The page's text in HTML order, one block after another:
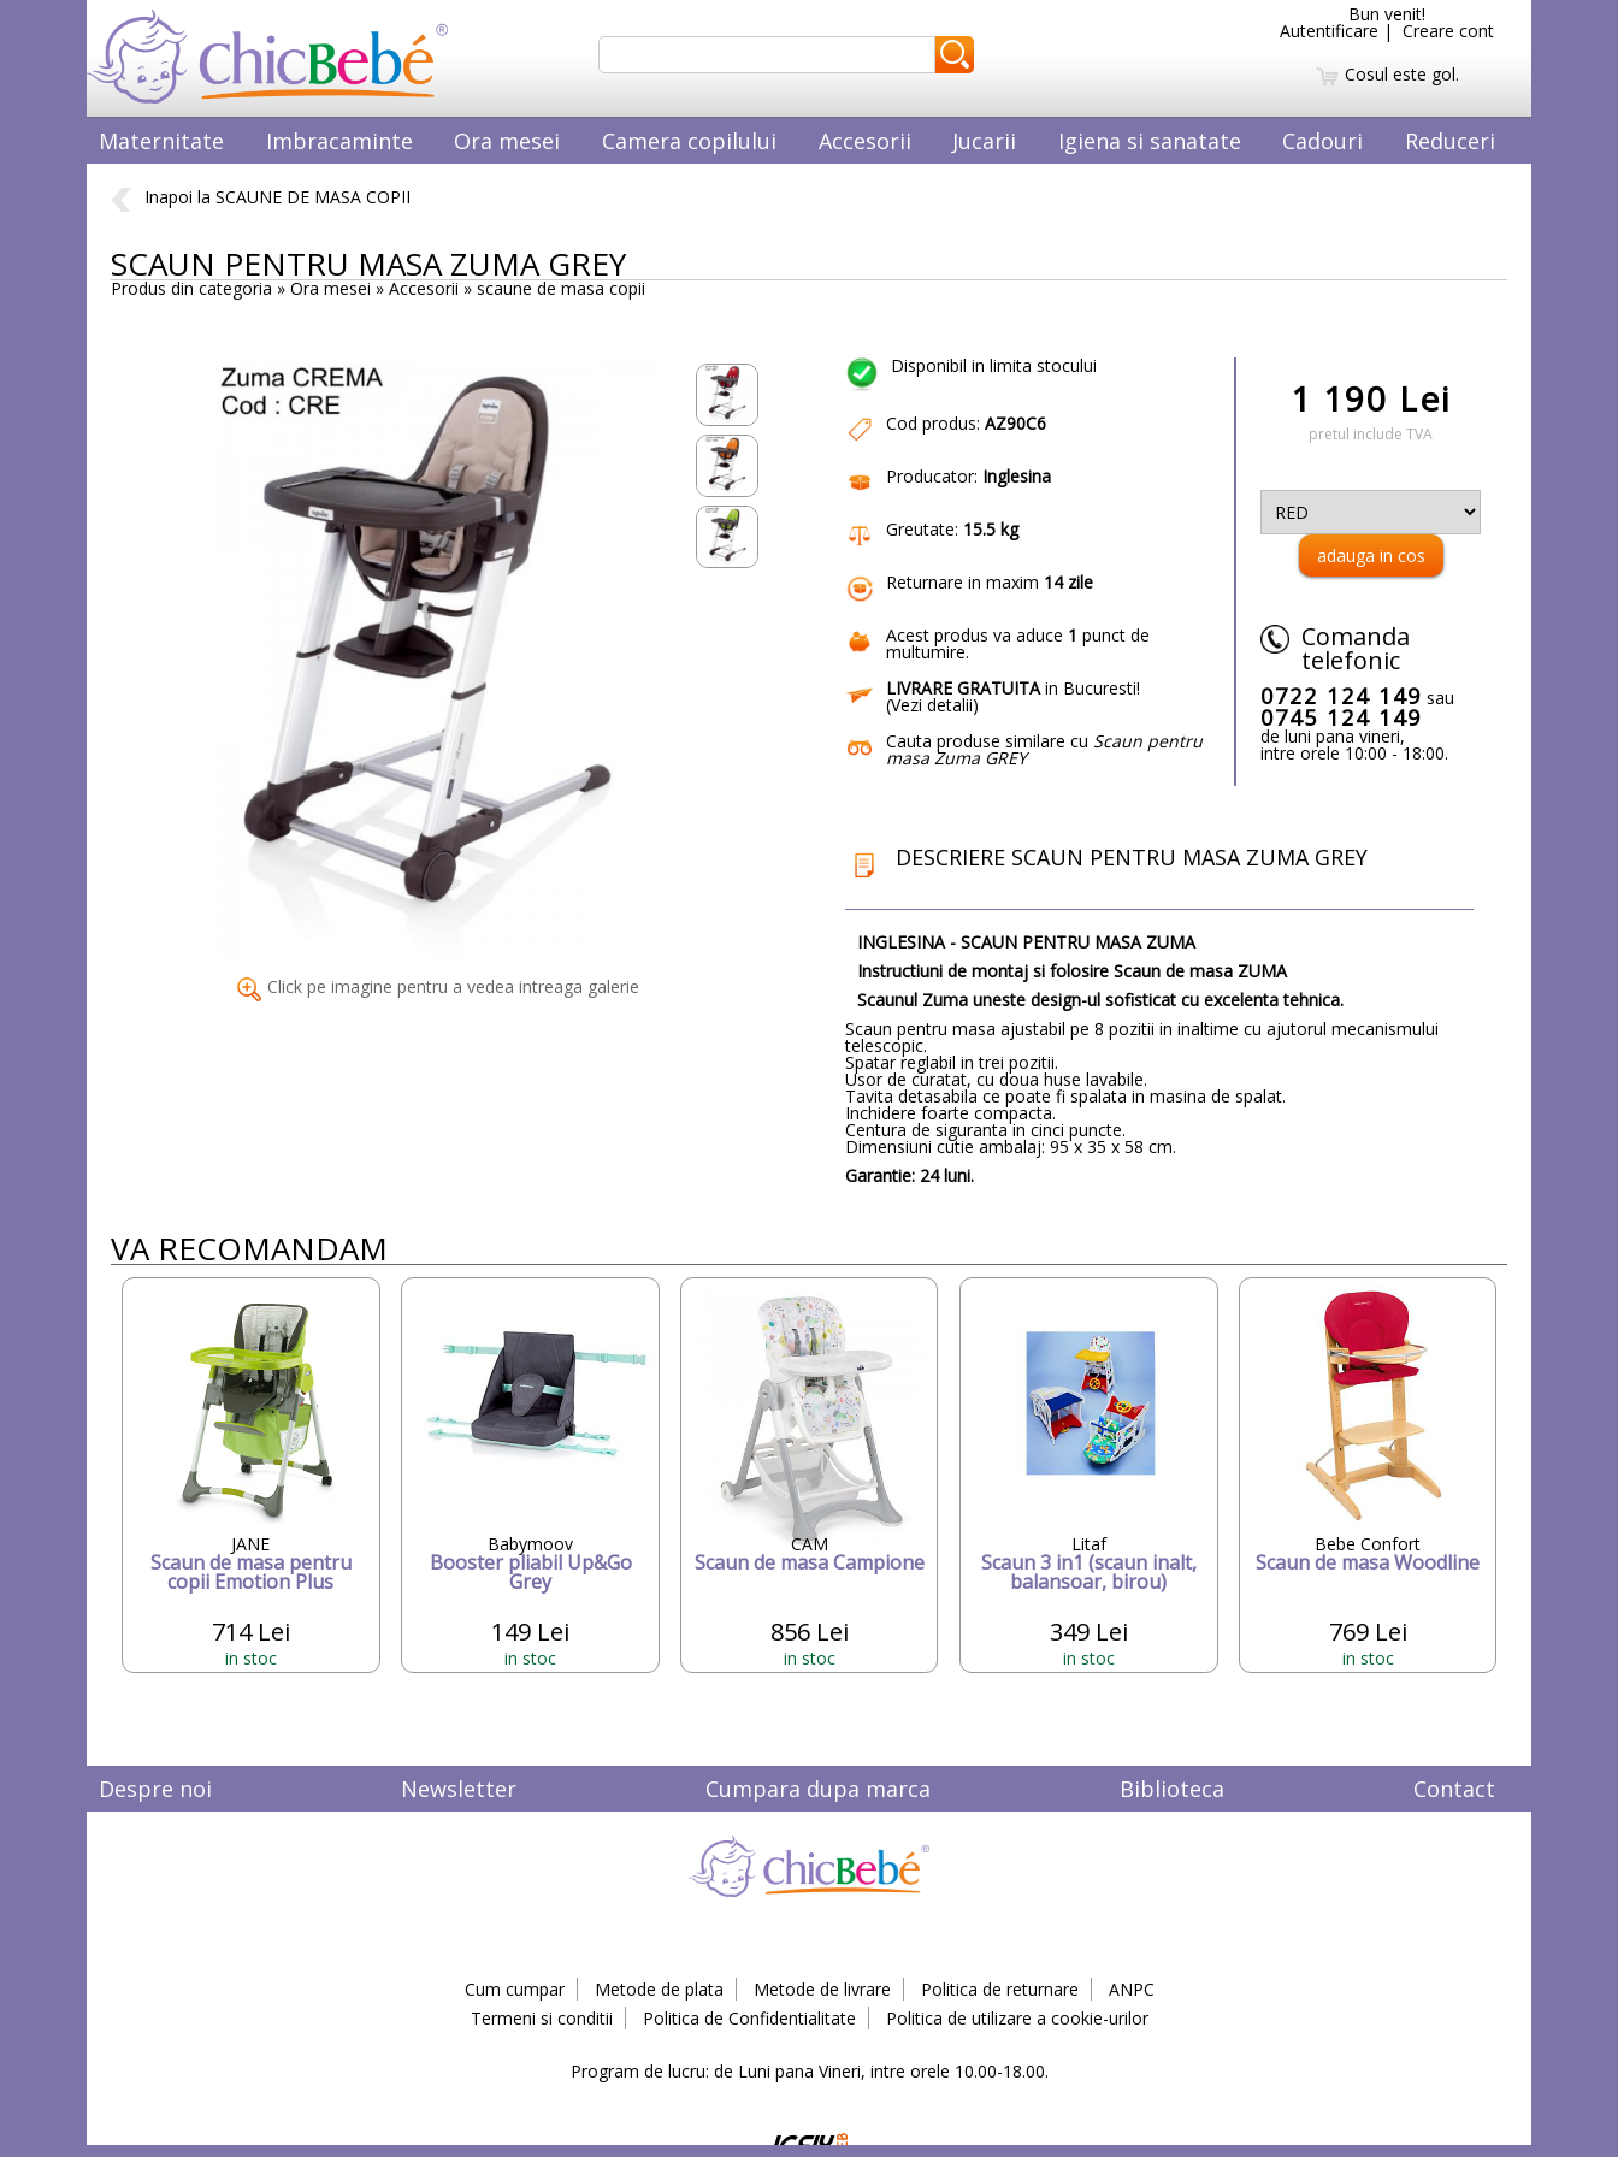
Bun venit!
Autentificare | Creare cont
Cosul este gol.
Maternitate Imbracaminte Ora mesei Camera copilului Accesorii Jucarii Igiena si sanatate Cadouri Reduceri
Inapoi la SCAUNE DE MASA COPII
SCAUN PENTRU MASA ZUMA GREY
Produs din categoria » Ora mesei » Accesorii »scaune de masa copii
Click pe imagine pentru a vedea intreaga galerie
Disponibil in limita stocului
Cod produs: AZ90C6
Producator: Inglesina
Greutate: 15.5 kg
Returnare in maxim 14 zile
Acest produs va aduce 1 punct de
multumire.
LIVRARE GRATUITA in Bucuresti!
(Vezi detalii)
Cauta produse similare cu Scaun pentru
masa Zuma GREY
1 190 Lei
pretul include TVA
Comanda
telefonic
0722 124 149 sau
0745 124 149
de luni pana vineri,
intre orele 10:00 - 18:00.
DESCRIERE SCAUN PENTRU MASA ZUMA GREY
INGLESINA - SCAUN PENTRU MASA ZUMA
Instructiuni de montaj si folosire Scaun de masa ZUMA
Scaunul Zuma uneste design-ul sofisticat cu excelenta tehnica.
Scaun pentru masa ajustabil pe 8 pozitii in inaltime cu ajutorul mecanismului
telescopic.
Spatar reglabil in trei pozitii.
Usor de curatat, cu doua huse lavabile.
Tavita detasabila ce poate fi spalata in masina de spalat.
Inchidere foarte compacta.
Centura de siguranta in cinci puncte.
Dimensiuni cutie ambalaj: 95 x 35 x 58 cm.
Garantie: 24 luni.
VA RECOMANDAM
JANE
Scaun de masa pentru
copii Emotion Plus
714 Lei
in stoc
Babymoov
Booster pliabil Up&Go
Grey
149 Lei
in stoc
CAM
Scaun de masa Campione
856 Lei
in stoc
Litaf
Scaun 3 in1 (scaun inalt,
balansoar, birou)
349 Lei
in stoc
Bebe Confort
Scaun de masa Woodline
769 Lei
in stoc
Despre noi Newsletter Cumpara dupa marca Biblioteca Contact
Cum cumpar Metode de plata Metode de livrare Politica de returnare
ANPC
Termeni si conditii
Politica de Confidentialitate Politica de utilizare a cookie-urilor
Program de lucru: de Luni pana Vineri, intre orele 10.00-18.00.